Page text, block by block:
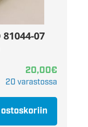
07
20,00€
20 varastossa